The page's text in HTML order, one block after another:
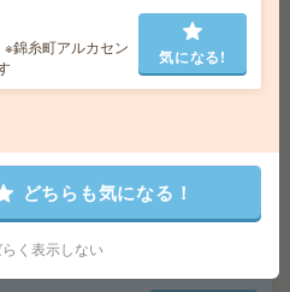
時給！フォークリフト作業
イク通勤OK
時給！卓球ラケットの製造
錦糸町アルカセン
気になる!
どちらも気になる！
らく表示しない